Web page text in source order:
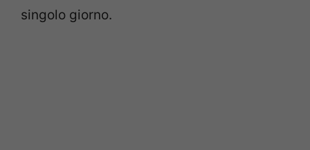
singolo giorno.